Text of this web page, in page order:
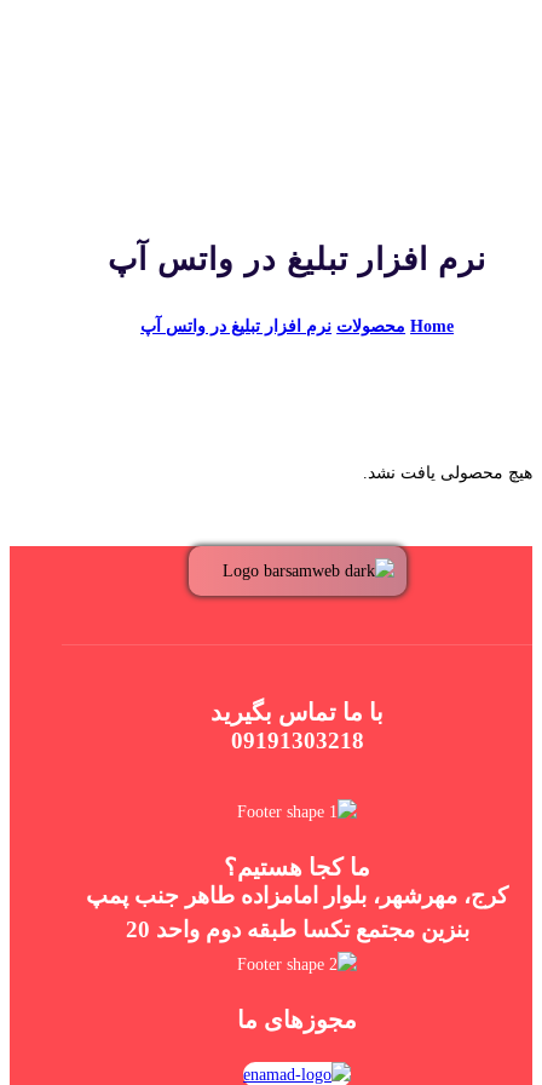
نرم افزار تبلیغ در واتس آپ
Home محصولات نرم افزار تبلیغ در واتس آپ
هیچ محصولی یافت نشد.
با ما تماس بگیرید
09191303218
ما کجا هستیم؟
کرج، مهرشهر، بلوار امامزاده طاهر جنب پمپ
بنزین مجتمع تکسا طبقه دوم واحد 20
مجوزهای ما